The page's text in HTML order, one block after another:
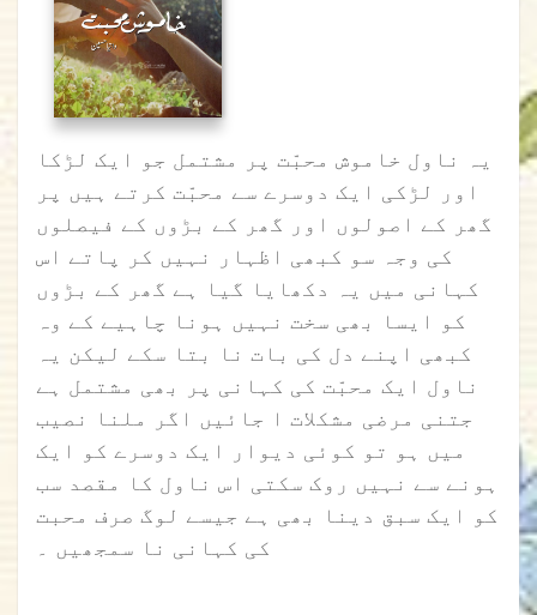
یہ ناول خاموش محبّت پر مشتمل جو ایک لڑکا
اور لڑکی ایک دوسرے سے محبّت کرتے ہیں پر
گھر کے اصولوں اور گھر کے بڑوں کے فیصلوں
کی وجہ سو کبھی اظہار نہیں کر پاتے اس
کہانی میں یہ دکھایا گیا ہے گھر کے بڑوں
کو ایسا بھی سخت نہیں ہونا چاہیے کے وہ
کبھی اپنے دل کی بات نا بتا سکے لیکن یہ
ناول ایک محبّت کی کہانی پر بھی مشتمل ہے
جتنی مرضی مشکلات ا جائیں اگر ملنا نصیب
میں ہو تو کوئی دیوار ایک دوسرے کو ایک
ہونے سے نہیں روک سکتی اس ناول کا مقصد سب
کو ایک سبق دینا بھی ہے جیسے لوگ صرف محبت
کی کہانی نا سمجھیں ۔